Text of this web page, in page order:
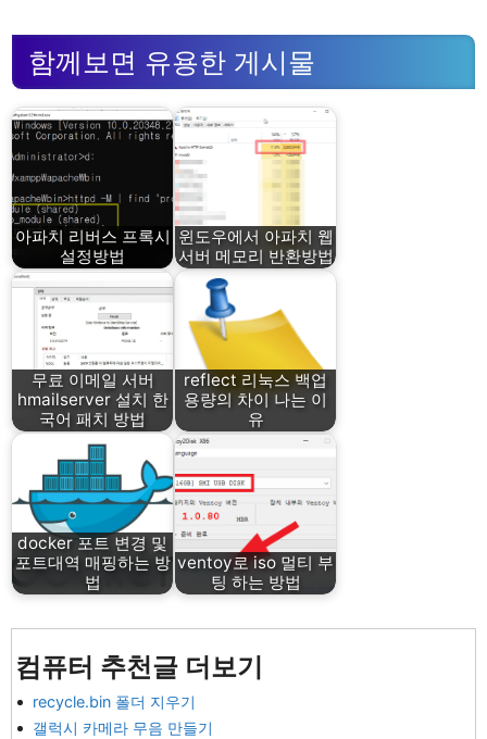
함께보면 유용한 게시물
아파치 리버스 프록시
설정방법
윈도우에서 아파치 웹
서버 메모리 반환방법
무료 이메일 서버
hmailserver 설치 한
국어 패치 방법
reflect 리눅스 백업
용량의 차이 나는 이
유
docker 포트 변경 및
포트대역 매핑하는 방
법
ventoy로 iso 멀티 부
팅 하는 방법
컴퓨터 추천글 더보기
recycle.bin 폴더 지우기
갤럭시 카메라 무음 만들기